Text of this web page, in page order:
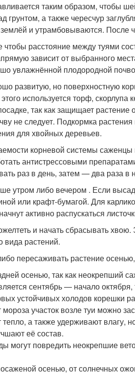
таким образом, чтобы
грунтом, а также чересчур
и утрамбовываются. После
чтобы расстояние между туями
зависит от выбранного
увлажнённой плодородной
развитую, но поверхностную
используется торф,
так как защищает
не следует. Подкормка
для хвойных деревьев.
корневой системы саженцы
антистрессовыми
раз в день, затем — два раза
утром либо вечером . Если
или крафт-бумагой. Для
активно распускаться
и начать сбрасывать хвою.
вида растений.
пересаживать растение
осенью, так как неокрепший
сентябрь — начало
устойчивых холодов корешки
мороза участок возле туи можно
тепло, а также удерживают
её состав.
могут повредить неокрепшие
осенью, от солнечных